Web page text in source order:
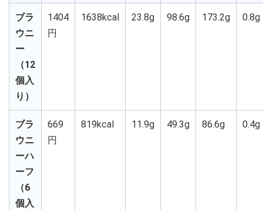
ブラ
ウニ
ー
（12
個入
り）
1404
円
1638kcal 23.8g 98.6g 173.2g 0.8g
ブラ
ウニ
ーハ
ーフ
（6
個入
669
円
819kcal 11.9g 49.3g 86.6g 0.4g